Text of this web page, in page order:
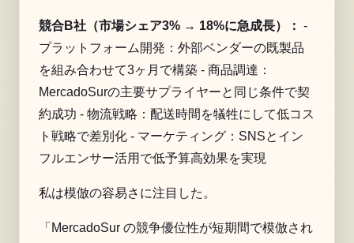
競合B社（市場シェア3% → 18%に急成長）： -
プラットフォーム開発：外部ベンダーの既製品
を組み合わせて3ヶ月で構築 - 商品調達：
MercadoSurの主要サプライヤーと同じ条件で契
約成功 - 物流戦略：配送時間を犠牲にして低コス
ト戦略で差別化 - マーケティング：SNSとイン
フルエンサー活用で低予算高効果を実現
私は模倣の容易さに注目した。
「MercadoSur の競争優位性が短期間で模倣され